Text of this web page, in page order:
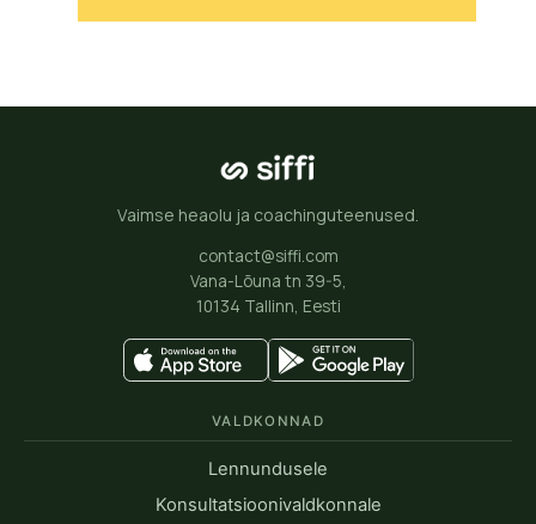
Vaimse heaolu ja coachinguteenused.
contact@siffi.com
Vana-Lõuna tn 39-5,
10134 Tallinn, Eesti
VALDKONNAD
Lennundusele
Konsultatsioonivaldkonnale